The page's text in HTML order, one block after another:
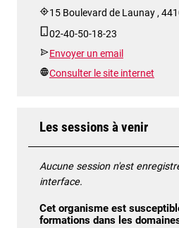
15 Boulevard de Launay ,
02-40-50-18-23
Envoyer un email
Consulter le site internet
Les sessions à venir
Aucune session n'est
interface.
Cet organisme est
formations dans les